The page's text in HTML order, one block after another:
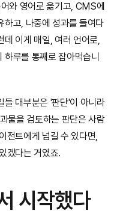
와 영어로 옮기고, CMS에
하고, 나중에 성과를 들여다
데 이게 매일, 여러 언어로,
하루를 통째로 잡아먹습니
들 대부분은 '판단'이 아니라
물을 검토하는 판단은 사람
전트에게 넘길 수 있다면,
겠다는 거였죠.
시작했다